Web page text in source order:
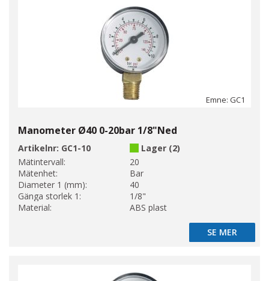
Emne: GC1
Manometer Ø40 0-20bar 1/8"Ned
Artikelnr: GC1-10
Lager (2)
Mätintervall:
20
Mätenhet:
Bar
Diameter 1 (mm):
40
Gänga storlek 1:
1/8"
Material:
ABS plast
SE MER
SE MER